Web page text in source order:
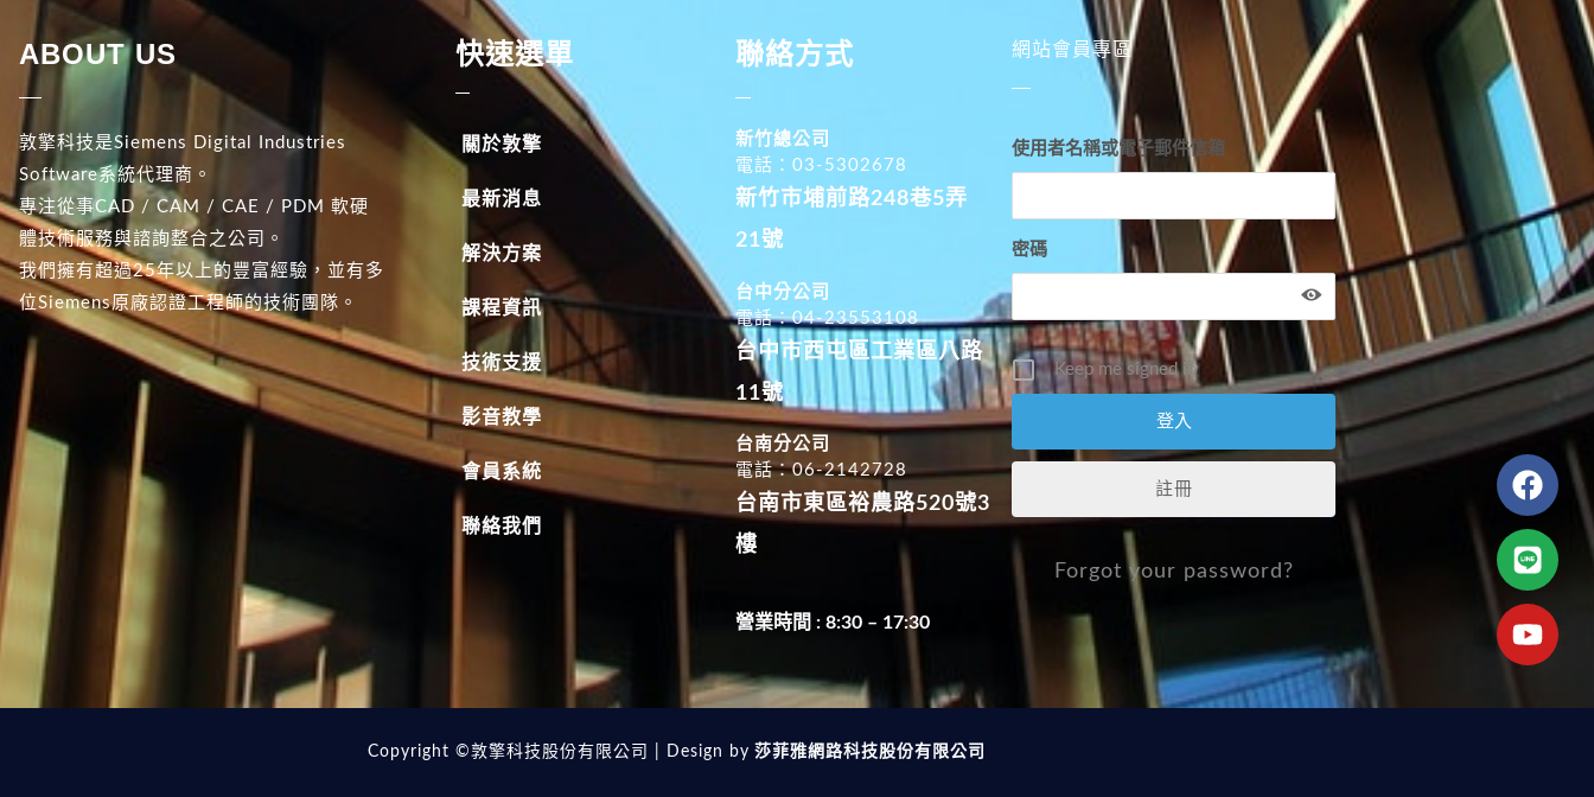
ABOUT US
敦擎科技是Siemens Digital Industries
Software系統代理商。
專注從事CAD / CAM / CAE / PDM 軟硬
體技術服務與諮詢整合之公司。
我們擁有超過25年以上的豐富經驗，並有多
位Siemens原廠認證工程師的技術團隊。
快速選單
關於敦擎
最新消息
解決方案
課程資訊
技術支援
影音教學
會員系統
聯絡我們
聯絡方式
新竹總公司
電話：03-5302678
新竹市埔前路248巷5弄
21號
台中分公司
電話：04-23553108
台中市西屯區工業區八路
11號
台南分公司
電話：06-2142728
台南市東區裕農路520號3
樓
營業時間 : 8:30 – 17:30
網站會員專區
使用者名稱或電子郵件信箱
密碼
Keep me signed in
註冊
Forgot your password?
Copyright ©敦擎科技股份有限公司 | Design by 莎菲雅網路科技股份有限公司